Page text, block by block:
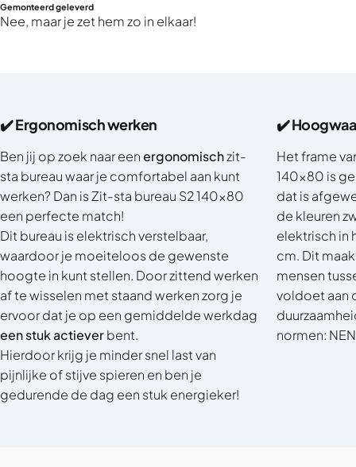
Gemonteerd geleverd
Nee, maar je zet hem zo in elkaar!
✔️ Ergonomisch werken
Ben jij op zoek naar eenergonomischzit-
sta bureau waar je comfortabel aan kunt
werken? Dan is Zit-sta bureau S2 140x80
een perfecte match!
Dit bureau is elektrisch verstelbaar,
waardoor je moeiteloos de gewenste
hoogte in kunt stellen. Door zittend werken
af te wisselen met staand werken zorg je
ervoor dat je op een gemiddelde werkdag
een stuk actieverbent.
Hierdoor krijg je minder snel last van
pijnlijke of stijve spieren en ben je
gedurende de dag een stuk energieker!
✔️
Het frame
140x80 is
dat is
de kleuren
elektrisch in
cm. Dit
mensen
voldoet aan
normen: